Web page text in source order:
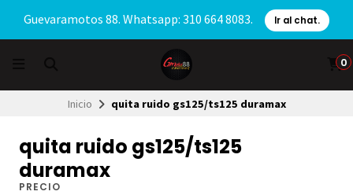
Guevaramotos 88. Whatsapp: 310 664 8083. Ir al chat.
0
Inicio quita ruido gs125/ts125 duramax
quita ruido gs125/ts125
duramax
PRECIO